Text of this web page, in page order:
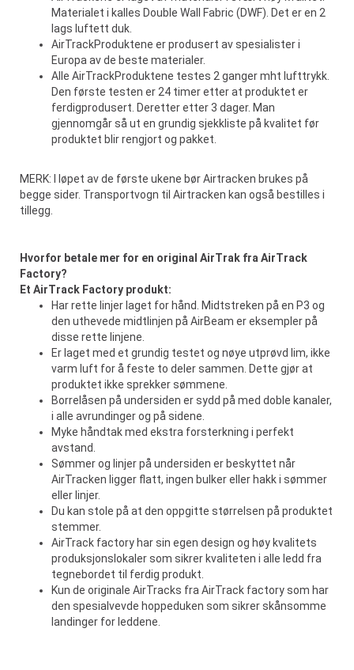
Materialet i kalles Double Wall Fabric (DWF). Det er en 2
lags luftett duk.
AirTrackProduktene er produsert av spesialister i
Europa av de beste materialer.
Alle AirTrackProduktene testes 2 ganger mht lufttrykk.
Den første testen er 24 timer etter at produktet er
ferdigprodusert. Deretter etter 3 dager. Man
gjennomgår så ut en grundig sjekkliste på kvalitet før
produktet blir rengjort og pakket.
MERK: I løpet av de første ukene bør Airtracken brukes på
begge sider. Transportvogn til Airtracken kan også bestilles i
tillegg.
Hvorfor betale mer for en original AirTrak fra AirTrack
Factory?
Et AirTrack Factory produkt:
Har rette linjer laget for hånd. Midtstreken på en P3 og
den uthevede midtlinjen på AirBeam er eksempler på
disse rette linjene.
Er laget med et grundig testet og nøye utprøvd lim, ikke
varm luft for å feste to deler sammen. Dette gjør at
produktet ikke sprekker sømmene.
Borrelåsen på undersiden er sydd på med doble kanaler,
i alle avrundinger og på sidene.
Myke håndtak med ekstra forsterkning i perfekt
avstand.
Sømmer og linjer på undersiden er beskyttet når
AirTracken ligger flatt, ingen bulker eller hakk i sømmer
eller linjer.
Du kan stole på at den oppgitte størrelsen på produktet
stemmer.
AirTrack factory har sin egen design og høy kvalitets
produksjonslokaler som sikrer kvaliteten i alle ledd fra
tegnebordet til ferdig produkt.
Kun de originale AirTracks fra AirTrack factory som har
den spesialvevde hoppeduken som sikrer skånsomme
landinger for leddene.